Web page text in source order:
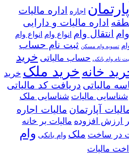
آپارتمان اجاره
اداره مالیات
اداره مالیات و دارایی
انتقال وام انواع وام انواع وام
تسویه وام مسکن ثبت نام حساب
نام وام بانکی حساب مالیاتی خرید
خانه خرید ملک خرید
مالیاتی دریافت کد مالیاتی
شناسایی مالیات شناسایی ملک
آپارتمان مالیات اجاره
ارزش افزوده مالیات بر خانه
در ساخت ملک وام بانکی وام
مالیات